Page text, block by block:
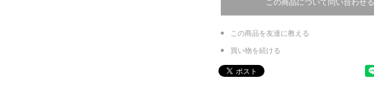
この商品を友達に教える
買い物を続ける